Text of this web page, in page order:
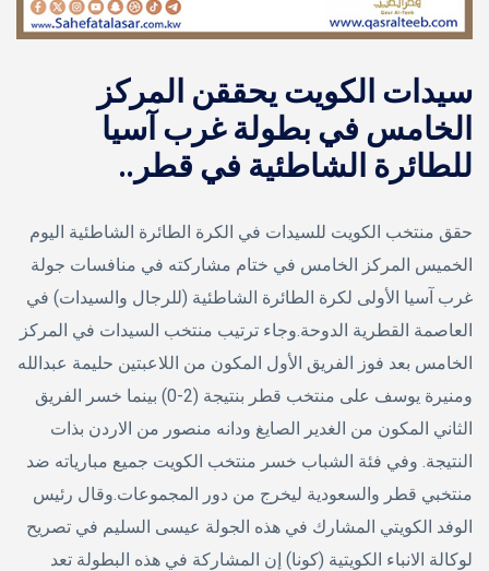
سيدات الكويت يحققن المركز
الخامس في بطولة غرب آسيا
للطائرة الشاطئية في قطر..
حقق منتخب الكويت للسيدات في الكرة الطائرة الشاطئية اليوم
الخميس المركز الخامس في ختام مشاركته في منافسات جولة
غرب آسيا الأولى لكرة الطائرة الشاطئية (للرجال والسيدات) في
العاصمة القطرية الدوحة.وجاء ترتيب منتخب السيدات في المركز
الخامس بعد فوز الفريق الأول المكون من اللاعبتين حليمة عبدالله
ومنيرة يوسف على منتخب قطر بنتيجة (2-0) بينما خسر الفريق
الثاني المكون من الغدير الصايغ ودانه منصور من الاردن بذات
النتيجة. وفي فئة الشباب خسر منتخب الكويت جميع مبارياته ضد
منتخبي قطر والسعودية ليخرج من دور المجموعات.وقال رئيس
الوفد الكويتي المشارك في هذه الجولة عيسى السليم في تصريح
لوكالة الانباء الكويتية (كونا) إن المشاركة في هذه البطولة تعد